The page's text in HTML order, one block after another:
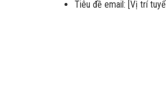
Tiêu đề email: [Vị trí